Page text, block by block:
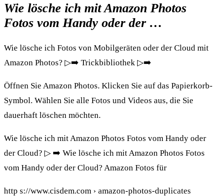
Wie lösche ich mit Amazon Photos
Fotos vom Handy oder der …
Wie lösche ich Fotos von Mobilgeräten oder der Cloud mit
Amazon Photos? ▷➡️ Trickbibliothek ▷➡️
Öffnen Sie Amazon Photos. Klicken Sie auf das Papierkorb-
Symbol. Wählen Sie alle Fotos und Videos aus, die Sie
dauerhaft löschen möchten.
Wie lösche ich mit Amazon Photos Fotos vom Handy oder
der Cloud? ▷ ➡️ Wie lösche ich mit Amazon Photos Fotos
vom Handy oder der Cloud? Amazon Fotos für
http s://www.cisdem.com › amazon-photos-duplicates